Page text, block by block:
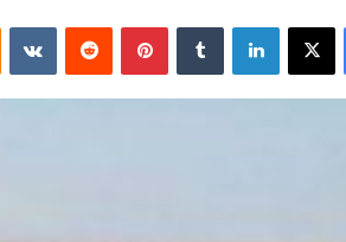
فيسبوك
‫X لينكدإن بينتيريست